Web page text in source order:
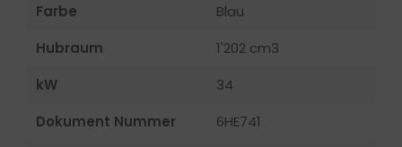
Farbe
Blau
Hubraum
1'202 cm3
kW
34
Dokument Nummer
6HE741